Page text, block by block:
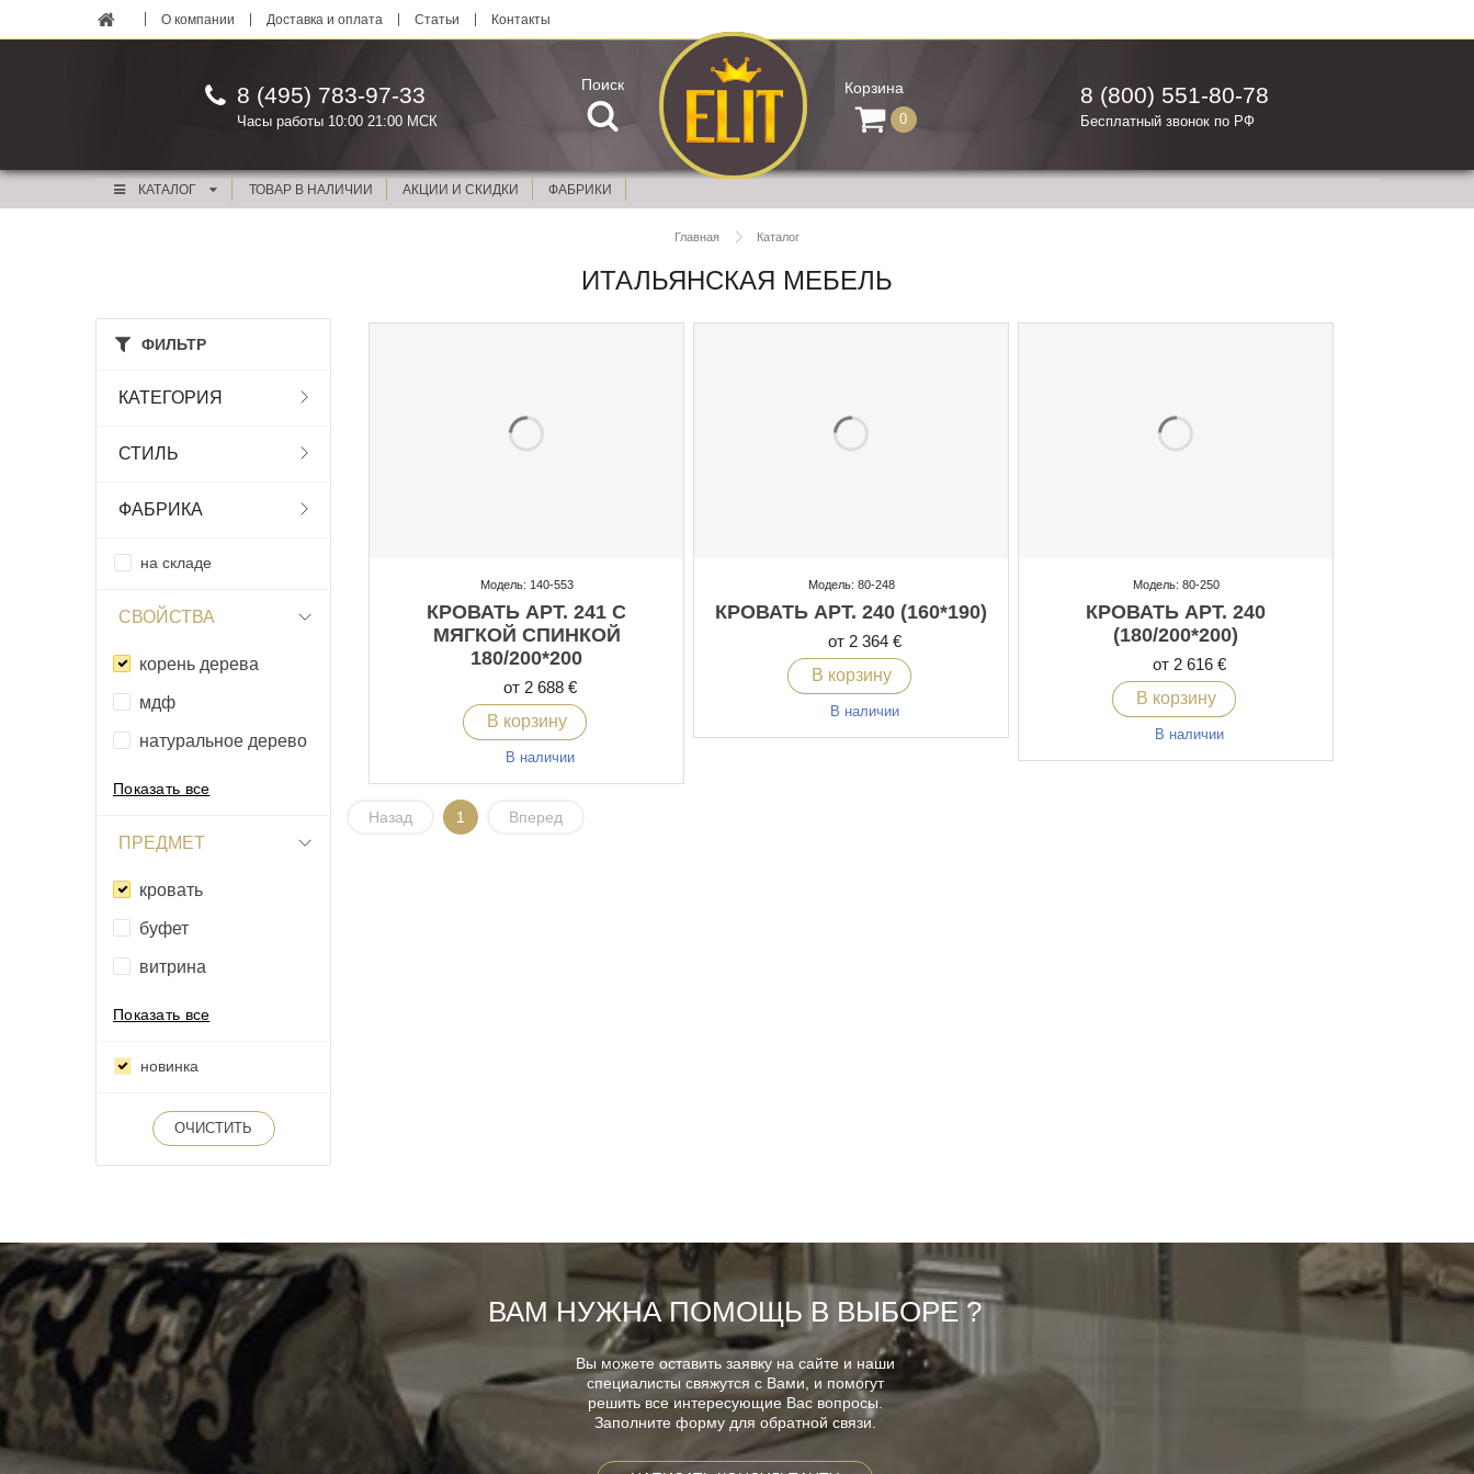
О компании Доставка и оплата Статьи Контакты
8 (495) 783-97-33
Часы работы 10:00 21:00 МСК
Поиск Корзина
0
8 (800) 551-80-78
Бесплатный звонок по РФ
КАТАЛОГ ТОВАР В НАЛИЧИИ АКЦИИ И СКИДКИ ФАБРИКИ
Главная Каталог
ИТАЛЬЯНСКАЯ МЕБЕЛЬ
ФИЛЬТР
КАТЕГОРИЯ
СТИЛЬ
ФАБРИКА
на складе
СВОЙСТВА
корень дерева
мдф
натуральное дерево
Показать все
ПРЕДМЕТ
кровать
буфет
витрина
Показать все
новинка
ОЧИСТИТЬ
Модель: 140-553
КРОВАТЬ АРТ. 241 С
МЯГКОЙ СПИНКОЙ
180/200*200
от 2 688 €
В корзину
В наличии
Модель: 80-248
КРОВАТЬ АРТ. 240 (160*190)
от 2 364 €
В корзину
В наличии
Модель: 80-250
КРОВАТЬ АРТ. 240
(180/200*200)
от 2 616 €
В корзину
В наличии
Назад 1 Вперед
ВАМ НУЖНА ПОМОЩЬ В ВЫБОРЕ ?
Вы можете оставить заявку на сайте и наши
специалисты свяжутся с Вами, и помогут
решить все интересующие Вас вопросы.
Заполните форму для обратной связи.